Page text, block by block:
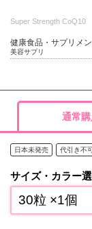
Super Strength CoQ10
健康食品・サプリメン
美容サプリ
通常購
日本未発売 代引き不可
サイズ・カラー
30粒 ×1個